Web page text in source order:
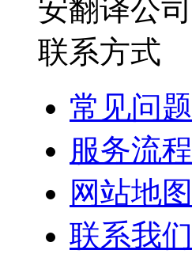
常见问题
服务流程
网站地图
联系我们